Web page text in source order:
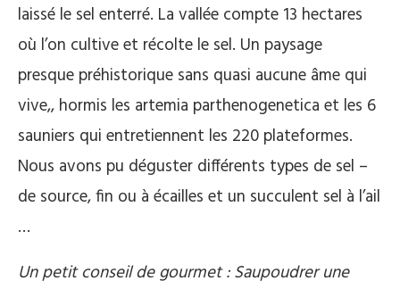
laissé le sel enterré. La vallée compte 13 hectares
où l’on cultive et récolte le sel. Un paysage
presque préhistorique sans quasi aucune âme qui
vive,, hormis les artemia parthenogenetica et les 6
sauniers qui entretiennent les 220 plateformes.
Nous avons pu déguster différents types de sel –
de source, fin ou à écailles et un succulent sel à l’ail
…
Un petit conseil de gourmet : Saupoudrer une